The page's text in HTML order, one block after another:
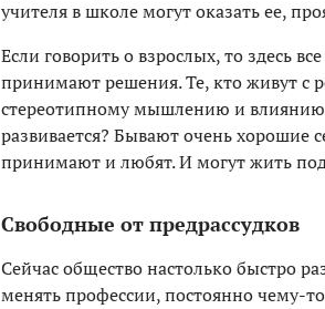
учителя в школе могут оказать ее,
Если говорить о взрослых, то здесь
принимают решения. Те, кто живут с
стереотипному мышлению и влиянию.
развивается? Бывают очень хорошие
принимают и любят. И могут жить
Свободные от предрассудков
Сейчас общество настолько быстро
менять профессии, постоянно чему-